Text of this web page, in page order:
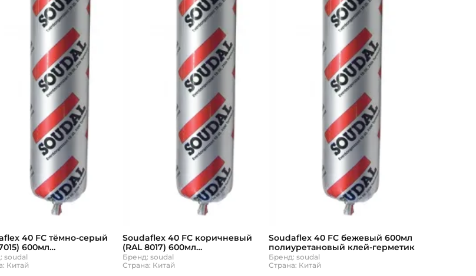
40 FC тёмно-серый
600мл
клей-герметик
soudal
Китай
Soudaflex 40 FC коричневый
(RAL 8017) 600мл
полиуретановый клей-герметик
Соудал
Бренд: soudal
Страна: Китай
Soudaflex 40 FC бежевый 600мл
полиуретановый клей-герметик
Бренд: soudal
Страна: Китай